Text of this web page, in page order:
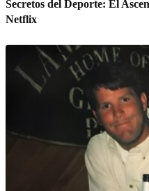
Secretos del Deporte: El
Netflix